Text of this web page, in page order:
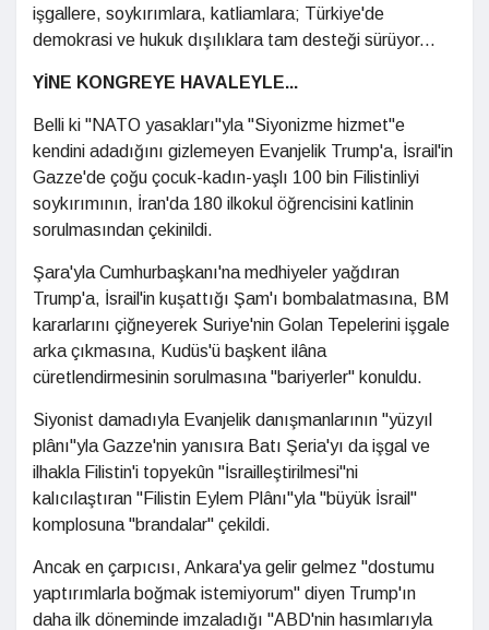
işgallere, soykırımlara, katliamlara; Türkiye'de
demokrasi ve hukuk dışılıklara tam desteği sürüyor...
YİNE KONGREYE HAVALEYLE...
Belli ki "NATO yasakları"yla "Siyonizme hizmet"e
kendini adadığını gizlemeyen Evanjelik Trump'a, İsrail'in
Gazze'de çoğu çocuk-kadın-yaşlı 100 bin Filistinliyi
soykırımının, İran'da 180 ilkokul öğrencisini katlinin
sorulmasından çekinildi.
Şara'yla Cumhurbaşkanı'na medhiyeler yağdıran
Trump'a, İsrail'in kuşattığı Şam'ı bombalatmasına, BM
kararlarını çiğneyerek Suriye'nin Golan Tepelerini işgale
arka çıkmasına, Kudüs'ü başkent ilâna
cüretlendirmesinin sorulmasına "bariyerler" konuldu.
Siyonist damadıyla Evanjelik danışmanlarının "yüzyıl
plânı"yla Gazze'nin yanısıra Batı Şeria'yı da işgal ve
ilhakla Filistin'i topyekûn "İsrailleştirilmesi"ni
kalıcılaştıran "Filistin Eylem Plânı"yla "büyük İsrail"
komplosuna "brandalar" çekildi.
Ancak en çarpıcısı, Ankara'ya gelir gelmez "dostumu
yaptırımlarla boğmak istemiyorum" diyen Trump'ın
daha ilk döneminde imzaladığı "ABD'nin hasımlarıyla